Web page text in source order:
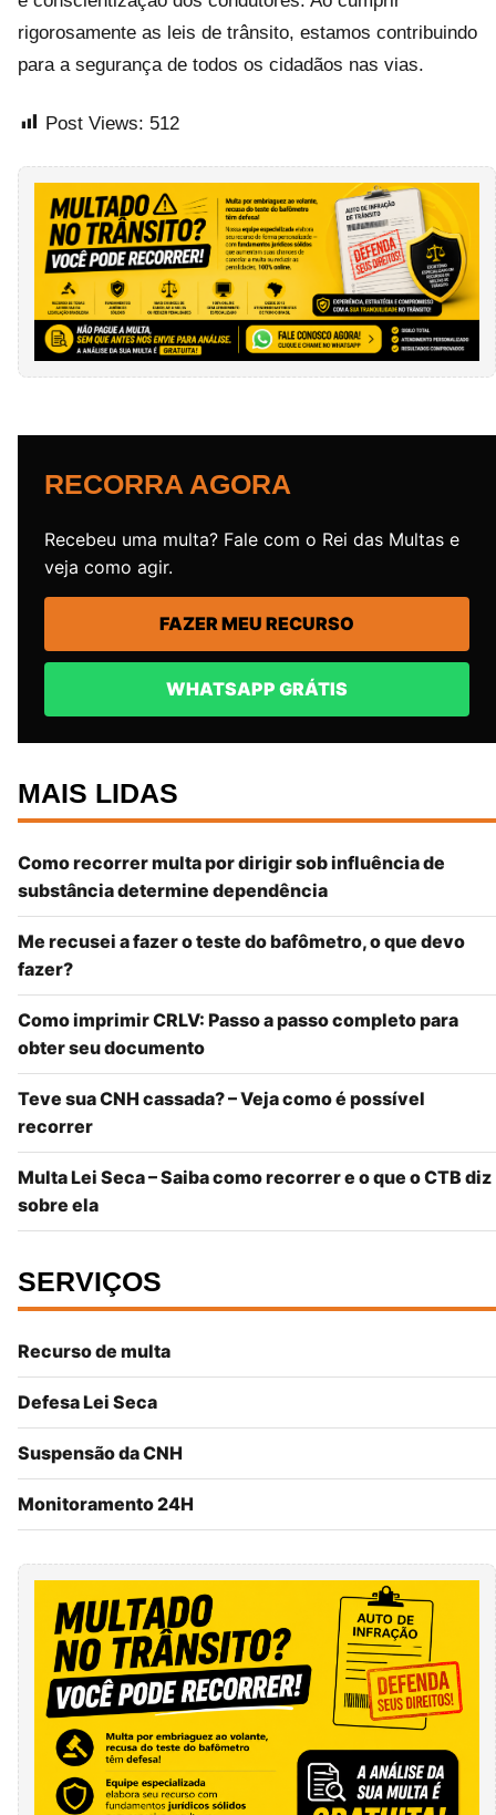
rigorosamente as leis de trânsito, estamos contribuindo
para a segurança de todos os cidadãos nas vias.
Post Views: 512
RECORRA AGORA
Recebeu uma multa? Fale com o Rei das Multas e
veja como agir.
FAZER MEU RECURSO
WHATSAPP GRÁTIS
MAIS LIDAS
Como recorrer multa por dirigir sob influência de
substância determine dependência
Me recusei a fazer o teste do bafômetro, o que devo
fazer?
Como imprimir CRLV: Passo a passo completo para
obter seu documento
Teve sua CNH cassada? – Veja como é possível
recorrer
Multa Lei Seca – Saiba como recorrer e o que o CTB diz
sobre ela
SERVIÇOS
Recurso de multa
Defesa Lei Seca
Suspensão da CNH
Monitoramento 24H